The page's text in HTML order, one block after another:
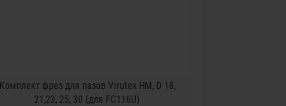
Комплект фрез для пазов Virutex HM, D 18,
21,23, 25, 30 (для FC116U)